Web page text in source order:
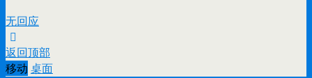
无回应
返回顶部
移动 桌面